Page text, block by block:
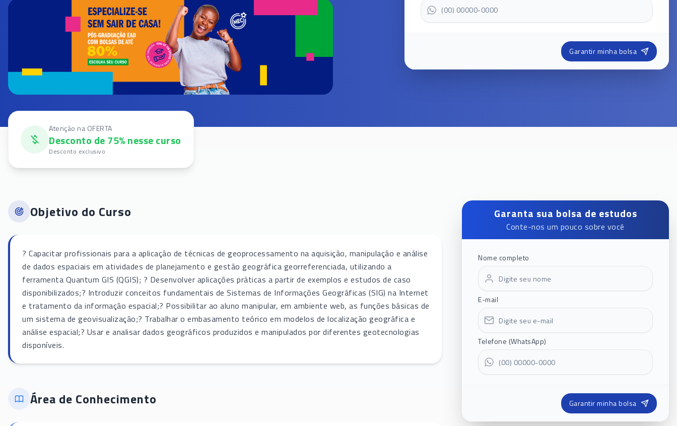
Garantir minha bolsa
Atenção na OFERTA
Desconto de 75% nesse curso
Desconto exclusivo
Objetivo do Curso
? Capacitar profissionais para a aplicação de técnicas de geoprocessamento na aquisição, manipulação e análise
de dados espaciais em atividades de planejamento e gestão geográfica georreferenciada, utilizando a
ferramenta Quantum GIS (QGIS); ? Desenvolver aplicações práticas a partir de exemplos e estudos de caso
disponibilizados;? Introduzir conceitos fundamentais de Sistemas de Informações Geográficas (SIG) na Internet
e tratamento da informação espacial;? Possibilitar ao aluno manipular, em ambiente web, as funções básicas de
um sistema de geovisualização;? Trabalhar o embasamento teórico em modelos de localização geográfica e
análise espacial;? Usar e analisar dados geográficos produzidos e manipulados por diferentes geotecnologias
disponíveis.
Área de Conhecimento
Garanta sua bolsa de estudos
Conte-nos um pouco sobre você
Nome completo
E-mail
Telefone (WhatsApp)
Garantir minha bolsa